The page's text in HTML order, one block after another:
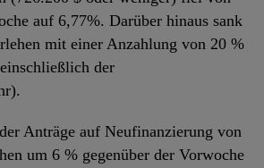
auf 6,77%. Darüber hinaus sank
mit einer Anzahlung von 20 %
der
Anträge auf Neufinanzierung von
um 6 % gegenüber der Vorwoche